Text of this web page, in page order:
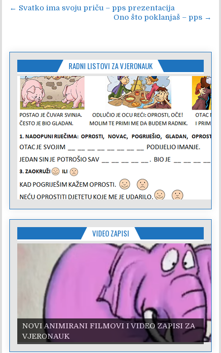
Navigacija
← Svatko ima svoju priču – pps prezentacija
Ono što poklanjaš – pps →
RADNI LISTOVI ZA VJERONAUK
VIDEO ZAPISI
NOVI ANIMIRANI FILMOVI I VIDEO ZAPISI ZA
VJERONAUK